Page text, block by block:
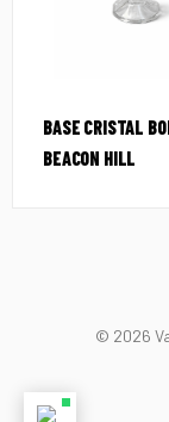
BASE CRISTAL
BEACON HILL
© 2026